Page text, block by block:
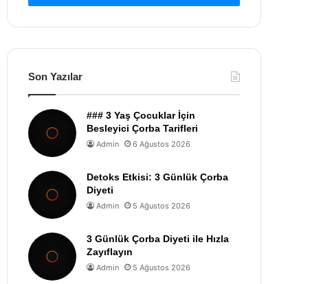
Son Yazılar
### 3 Yaş Çocuklar İçin
Besleyici Çorba Tarifleri
Admin 6 Ağustos 2026
Detoks Etkisi: 3 Günlük Çorba
Diyeti
Admin 5 Ağustos 2026
3 Günlük Çorba Diyeti ile Hızla
Zayıflayın
Admin 5 Ağustos 2026